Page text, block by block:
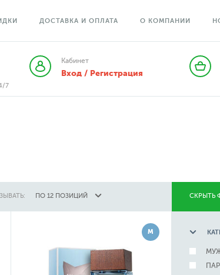
ДОСТАВКА И ОПЛАТА О КОМПАНИИ
7
Кабинет
Вход / Регистрация
ПО 12 ПОЗИЦИЙ СКРЫТЬ
М